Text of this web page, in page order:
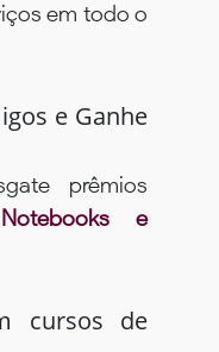
em todo o
e Ganhe
prêmios
e
cursos de